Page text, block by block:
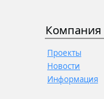
Компания
Проекты
Новости
Информация